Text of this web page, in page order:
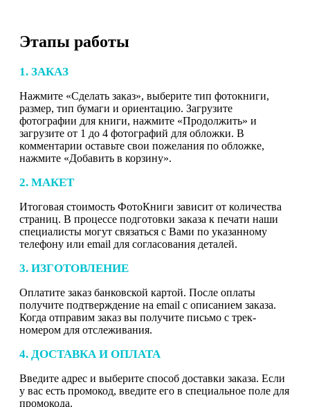
Этапы работы
1. ЗАКАЗ
Нажмите «Сделать заказ», выберите тип фотокниги,
размер, тип бумаги и ориентацию. Загрузите
фотографии для книги, нажмите «Продолжить» и
загрузите от 1 до 4 фотографий для обложки. В
комментарии оставьте свои пожелания по обложке,
нажмите «Добавить в корзину».
2. МАКЕТ
Итоговая стоимость ФотоКниги зависит от количества
страниц. В процессе подготовки заказа к печати наши
специалисты могут связаться с Вами по указанному
телефону или email для согласования деталей.
3. ИЗГОТОВЛЕНИЕ
Оплатите заказ банковской картой. После оплаты
получите подтверждение на email с описанием заказа.
Когда отправим заказ вы получите письмо с трек-
номером для отслеживания.
4. ДОСТАВКА И ОПЛАТА
Введите адрес и выберите способ доставки заказа. Если
у вас есть промокод, введите его в специальное поле для
промокода.